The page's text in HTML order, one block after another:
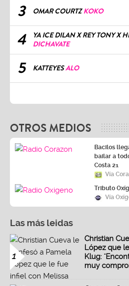
3 OMAR COURTZKOKO
4
YA ICE DILAN X REY TONY X
DICHAVATE
5 KATTEYESALO
OTROS MEDIOS
Bacilos
bailar a
Costa 21
Vía
Tributo
Vía
Las más leidas
1
Christian
López que
Klug:
muy